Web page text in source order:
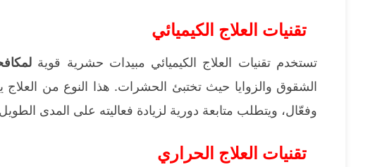
تقنيات العلاج الكيميائي
تستخدم تقنيات العلاج الكيميائي مبيدات حشرية قوية
الشقوق والزوايا حيث تختبئ الحشرات. هذا النوع من
وفعّال، ويتطلب متابعة دورية لزيادة فعاليته على المدى
تقنيات العلاج الحراري